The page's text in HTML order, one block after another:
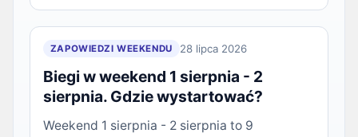
ZAPOWIEDZI WEEKENDU 28 lipca 2026
Biegi w weekend 1 sierpnia - 2
sierpnia. Gdzie wystartować?
Weekend 1 sierpnia - 2 sierpnia to 9